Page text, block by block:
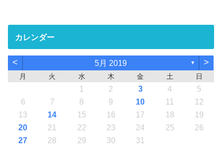
カレンダー
< 5月 2019 ▼ >
月 火 水 木 金 土 日
1 2 3 4
5
6
7 8 9 10 11
12
13
14 15 16 17 18
19
20
21 22 23 24 25
26
27
28 29 30 31